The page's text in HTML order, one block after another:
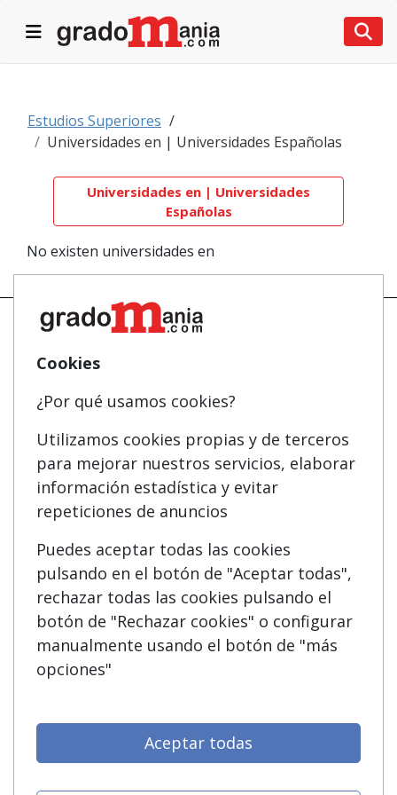
Desplegar navegación
Estudios Superiores
Universidades en | Universidades Españolas
Universidades en | Universidades
Españolas
No existen universidades en
Mapa
Quienes somos
Tarifas publicidad
Acceso Usuarios
Cursos FP
Conferencias
Cursos de Formación
Oposiciones
Contactar
Confidencialidad
Copyleft
SÍGUENOS EN:
Grupo formazion:
Cookies
¿Por qué usamos cookies?
Utilizamos cookies propias y de terceros
para mejorar nuestros servicios, elaborar
información estadística y evitar
repeticiones de anuncios
Puedes aceptar todas las cookies
pulsando en el botón de "Aceptar todas",
rechazar todas las cookies pulsando el
botón de "Rechazar cookies" o configurar
manualmente usando el botón de "más
opciones"
Aceptar todas